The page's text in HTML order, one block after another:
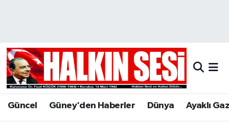
Güncel Güney'den Haberler Dünya Ayaklı
Hava Durumu
Trafik Durumu